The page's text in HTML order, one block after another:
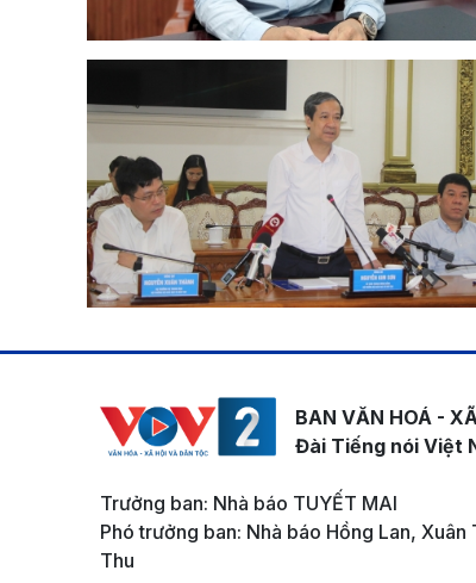
BAN VĂN HOÁ -
Đài Tiếng nói Việt
Trưởng ban: Nhà báo TUYẾT MAI
Phó trưởng ban: Nhà báo Hồng Lan, Xuân
Thu